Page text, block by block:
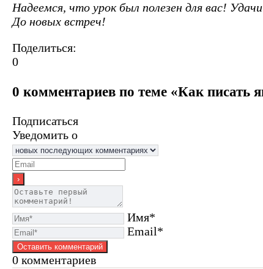
Надеемся, что урок был полезен для вас!
До новых встреч!
Поделиться:
0
0 комментариев по теме «Как писать
Подписаться
Уведомить о
Имя*
Email*
0 комментариев